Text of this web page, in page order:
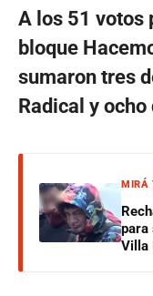
A los 51 votos
bloque
sumaron tres
Radical y
MIRÁ
para
Villa